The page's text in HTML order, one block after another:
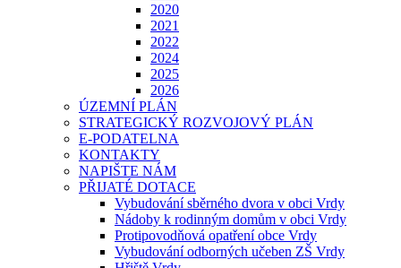
2020
2021
2022
2024
2025
2026
ÚZEMNÍ PLÁN
STRATEGICKÝ ROZVOJOVÝ PLÁN
E-PODATELNA
KONTAKTY
NAPIŠTE NÁM
PŘIJATÉ DOTACE
Vybudování sběrného dvora v obci Vrdy
Nádoby k rodinným domům v obci Vrdy
Protipovodňová opatření obce Vrdy
Vybudování odborných učeben ZŠ Vrdy